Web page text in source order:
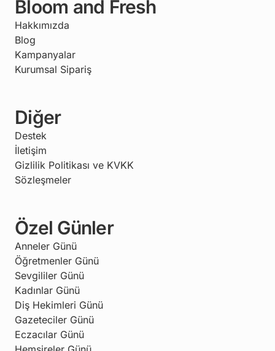
Bloom and Fresh
Hakkımızda
Blog
Kampanyalar
Kurumsal Sipariş
Diğer
Destek
İletişim
Gizlilik Politikası ve KVKK
Sözleşmeler
Özel Günler
Anneler Günü
Öğretmenler Günü
Sevgililer Günü
Kadınlar Günü
Diş Hekimleri Günü
Gazeteciler Günü
Eczacılar Günü